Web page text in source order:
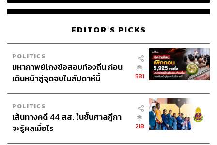
EDITOR'S PICKS
POLITICS
มหากาพย์โกงข้อสอบท้องถิ่น ก่อน
เดินหน้าสู่จุดจบในสัปดาห์นี้
581
POLITICS
เส้นทางคดี 44 สส. ในชั้นศาลฎีกา
จะรู้ผลเมื่อไร
218